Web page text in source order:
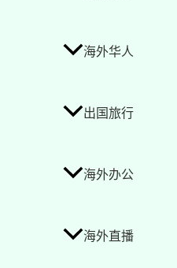
海外华人
出国旅行
海外办公
海外直播